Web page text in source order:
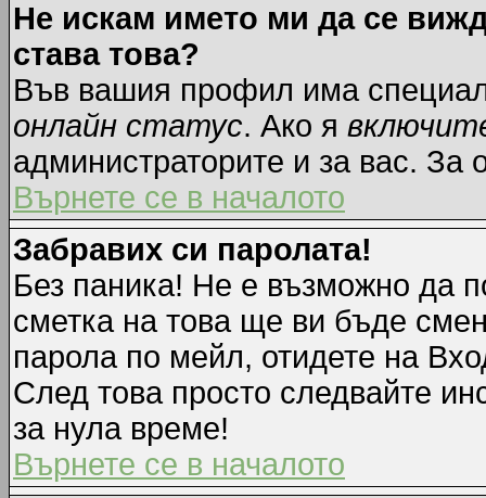
Не искам името ми да се
става това?
Във вашия профил има
онлайн статус. Ако я
администраторите и за вас. За
Върнете се в началото
Забравих си паролата!
Без паника! Не е възможно да
сметка на това ще ви бъде
парола по мейл, отидете на
След това просто следвайте
за нула време!
Върнете се в началото